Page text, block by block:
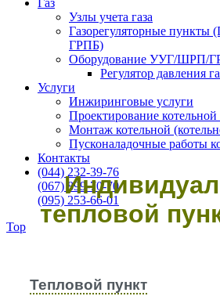
Газ
Узлы учета газа
Газорегуляторные
ГРПБ)
Оборудование УУГ/ШРП/
Регулятор давления
Услуги
Инжиринговые услуги
Проектирование
Монтаж котельной
Пусконаладочные работы
Контакты
(044) 232-39-76
(067) 899-70-70
(095) 253-66-01
Top
тепловой
Тепловой пункт